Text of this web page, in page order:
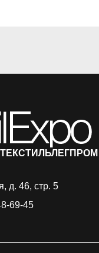
д. 46, стр. 5
69-45